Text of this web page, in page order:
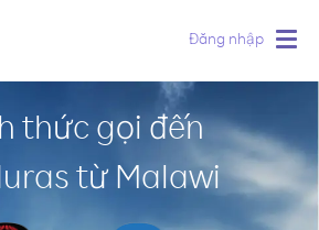
Đăng nhập
thức gọi đến
từ Malawi